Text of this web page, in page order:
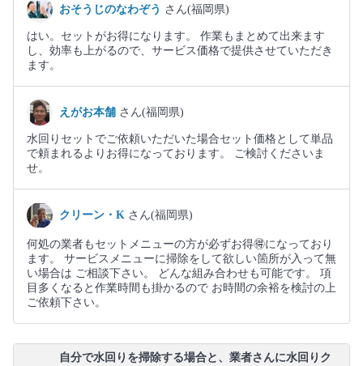
おそうじのなわぞう さん(福岡県)
はい。セットがお得になります。 作業もまとめて出来ます
し、効率も上がるので、サービス価格で提供させていただき
ます。
えがお本舗 さん(福岡県)
水回りセットでご依頼いただいた場合セット価格として単品
で頼まれるよりお得になっております。 ご検討くださいま
せ。
クリーン・K さん(福岡県)
何処の業者もセットメニューの方が必ずお得🉐になっており
ます。 サービスメニューに掃除をして欲しい箇所が入って無
い場合は ご相談下さい。 どんな組み合わせも可能です。 項
目多くなると作業時間も掛かるので お時間の余裕を検討の上
ご依頼下さい。
自分で水回りを掃除する場合と、業者さんに水回りク